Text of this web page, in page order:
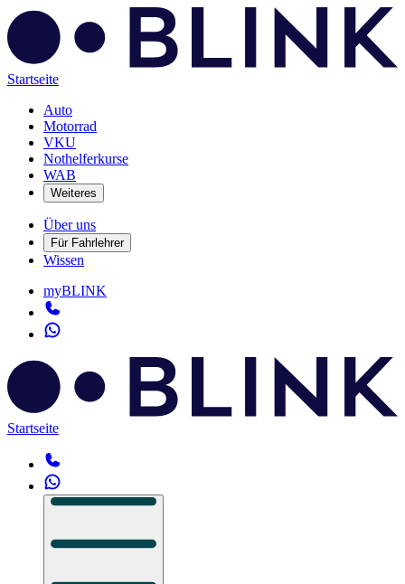
Startseite
Auto
Motorrad
VKU
Nothelferkurse
WAB
Weiteres
Über uns
Für Fahrlehrer
Wissen
myBLINK
Startseite